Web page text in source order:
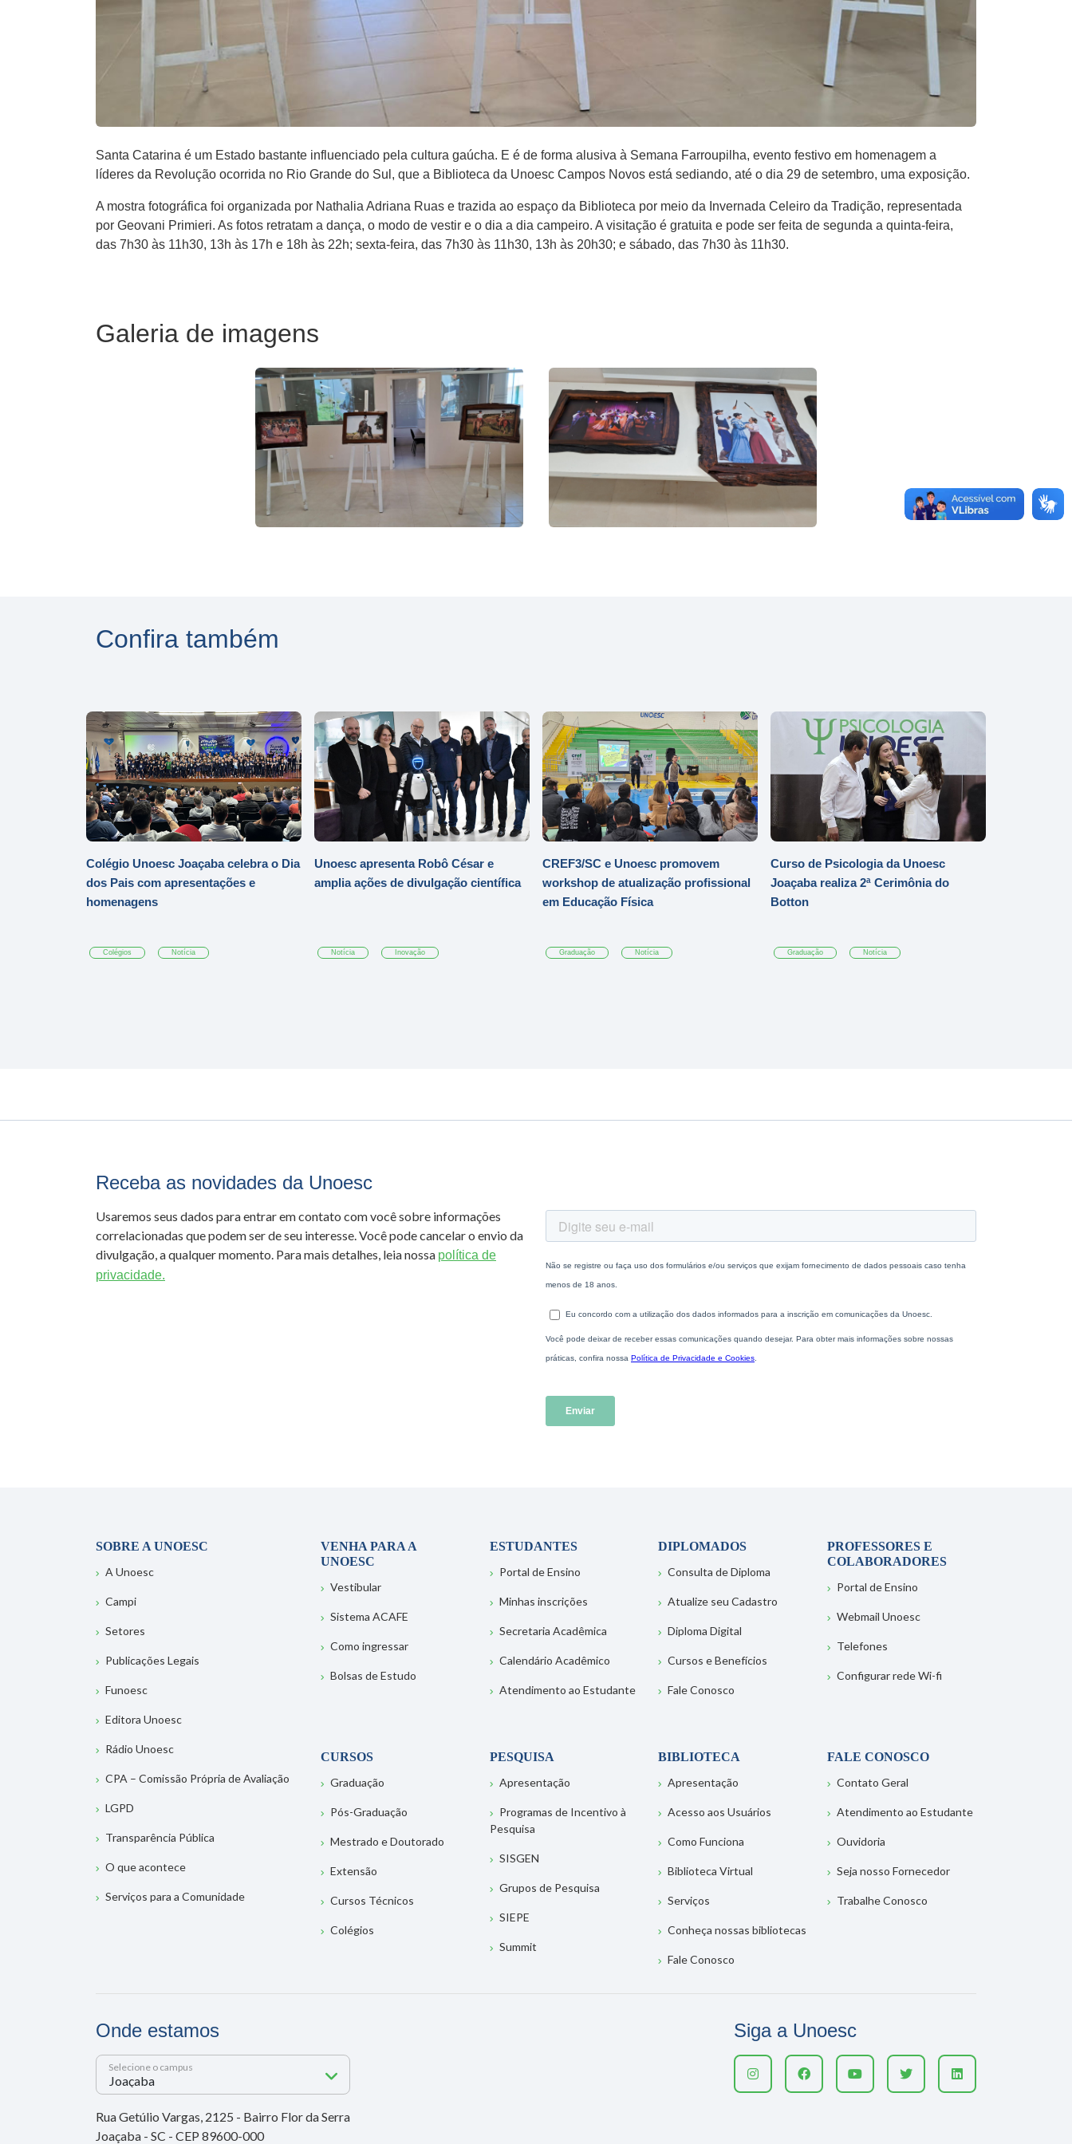
Santa Catarina é um Estado bastante influenciado pela cultura gaúcha. E é de forma alusiva à Semana Farroupilha, evento festivo em homenagem a
líderes da Revolução ocorrida no Rio Grande do Sul, que a Biblioteca da Unoesc Campos Novos está sediando, até o dia 29 de setembro, uma exposição.
A mostra fotográfica foi organizada por Nathalia Adriana Ruas e trazida ao espaço da Biblioteca por meio da Invernada Celeiro da Tradição, representada
por Geovani Primieri. As fotos retratam a dança, o modo de vestir e o dia a dia campeiro. A visitação é gratuita e pode ser feita de segunda a quinta-feira,
das 7h30 às 11h30, 13h às 17h e 18h às 22h; sexta-feira, das 7h30 às 11h30, 13h às 20h30; e sábado, das 7h30 às 11h30.
Galeria de imagens
Confira também
Colégio Unoesc Joaçaba celebra o Dia
dos Pais com apresentações e
homenagens
Colégios Notícia
Unoesc apresenta Robô César e
amplia ações de divulgação científica
Notícia Inovação
CREF3/SC e Unoesc promovem
workshop de atualização profissional
em Educação Física
Graduação Notícia
Curso de Psicologia da Unoesc
Joaçaba realiza 2ª Cerimônia do
Botton
Graduação Notícia
Receba as novidades da Unoesc
Usaremos seus dados para entrar em contato com você sobre informações
correlacionadas que podem ser de seu interesse. Você pode cancelar o envio da
divulgação, a qualquer momento. Para mais detalhes, leia nossa política de
privacidade.
SOBRE A UNOESC
A Unoesc
Campi
Setores
Publicações Legais
Funoesc
Editora Unoesc
Rádio Unoesc
CPA – Comissão Própria de Avaliação
LGPD
Transparência Pública
O que acontece
Serviços para a Comunidade
VENHA PARA A
UNOESC
Vestibular
Sistema ACAFE
Como ingressar
Bolsas de Estudo
ESTUDANTES
Portal de Ensino
Minhas inscrições
Secretaria Acadêmica
Calendário Acadêmico
Atendimento ao Estudante
DIPLOMADOS
Consulta de Diploma
Atualize seu Cadastro
Diploma Digital
Cursos e Benefícios
Fale Conosco
PROFESSORES E
COLABORADORES
Portal de Ensino
Webmail Unoesc
Telefones
Configurar rede Wi-fi
CURSOS
Graduação
Pós-Graduação
Mestrado e Doutorado
Extensão
Cursos Técnicos
Colégios
PESQUISA
Apresentação
Programas de Incentivo à
Pesquisa
SISGEN
Grupos de Pesquisa
SIEPE
Summit
BIBLIOTECA
Apresentação
Acesso aos Usuários
Como Funciona
Biblioteca Virtual
Serviços
Conheça nossas bibliotecas
Fale Conosco
FALE CONOSCO
Contato Geral
Atendimento ao Estudante
Ouvidoria
Seja nosso Fornecedor
Trabalhe Conosco
Onde estamos
Selecione o campus
Rua Getúlio Vargas, 2125 - Bairro Flor da Serra
Joaçaba - SC - CEP 89600-000
Siga a Unoesc